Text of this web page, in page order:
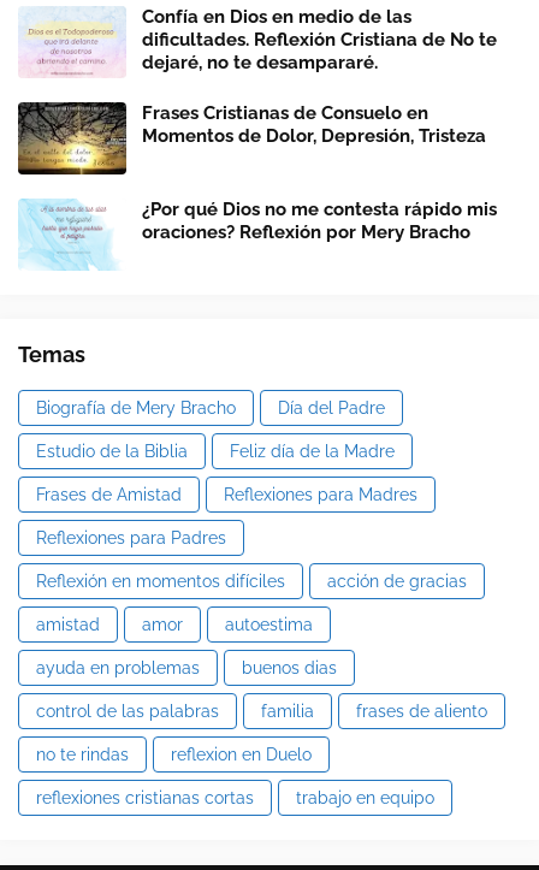
Confía en Dios en medio de las
dificultades. Reflexión Cristiana de No te
dejaré, no te desampararé.
Frases Cristianas de Consuelo en
Momentos de Dolor, Depresión, Tristeza
¿Por qué Dios no me contesta rápido mis
oraciones? Reflexión por Mery Bracho
Temas
Biografía de Mery Bracho Día del Padre
Estudio de la Biblia Feliz día de la Madre
Frases de Amistad Reflexiones para Madres
Reflexiones para Padres
Reflexión en momentos difíciles acción de gracias
amistad amor autoestima
ayuda en problemas buenos dias
control de las palabras familia frases de aliento
no te rindas reflexion en Duelo
reflexiones cristianas cortas trabajo en equipo